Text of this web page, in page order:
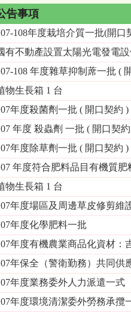
告事項
108年度栽培介質一批(開口
有不動產設置太陽光電發電
108 年度雜草抑制蓆一批 (
物生長箱 1 台
年度殺菌劑一批 ( 開口契約 )
年度 殺蟲劑 一批 ( 開口契
年度除草劑一批 ( 開口契約 )
年度符合肥料品目有機質肥
物生長箱 1 台
年度場區及周邊草皮修剪維
年度化學肥料一批
年度有機農業商品化資材：
年保全（警衛勤務）共同供
年度業務委外人力派遣一式
年度環境清潔委外勞務承攬